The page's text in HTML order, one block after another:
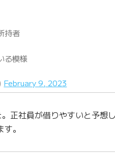
持者
る模様
February 9, 2023
正社員が借りやすいと予想
。